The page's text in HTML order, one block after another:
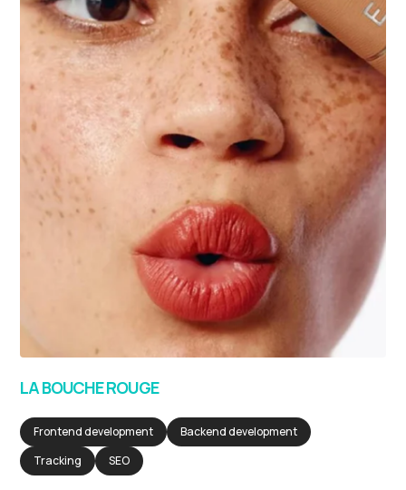
LA BOUCHE ROUGE
Frontend development
Backend development
Tracking
SEO